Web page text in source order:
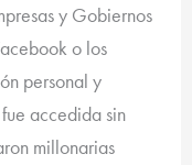
y Gobiernos
o los
personal y
accedida sin
millonarias